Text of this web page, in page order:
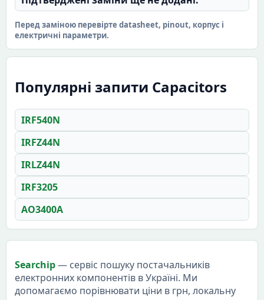
Перед заміною перевірте datasheet, pinout, корпус і
електричні параметри.
Популярні запити Capacitors
IRF540N
IRFZ44N
IRLZ44N
IRF3205
AO3400A
Searchip— сервіс пошуку постачальників
електронних компонентів в Україні. Ми
допомагаємо порівнювати ціни в грн, локальну